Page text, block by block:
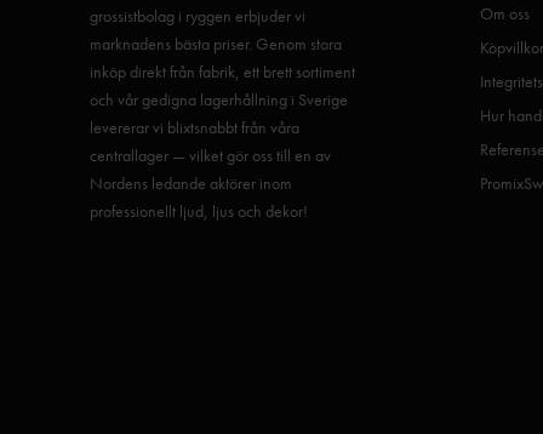
grossistbolag i ryggen erbjuder vi
marknadens bästa priser. Genom stora
inköp direkt från fabrik, ett brett sortiment
och vår gedigna lagerhållning i Sverige
levererar vi blixtsnabbt från våra
centrallager — vilket gör oss till en av
Nordens ledande aktörer inom
professionellt ljud, ljus och dekor!
Om oss
Köpvillkor
Hur